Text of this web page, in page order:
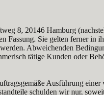
8, 20146 Hamburg
Sie gelten ferner in
Abweichenden
tätige Kunden oder
Ausführung
schulden wir nur,